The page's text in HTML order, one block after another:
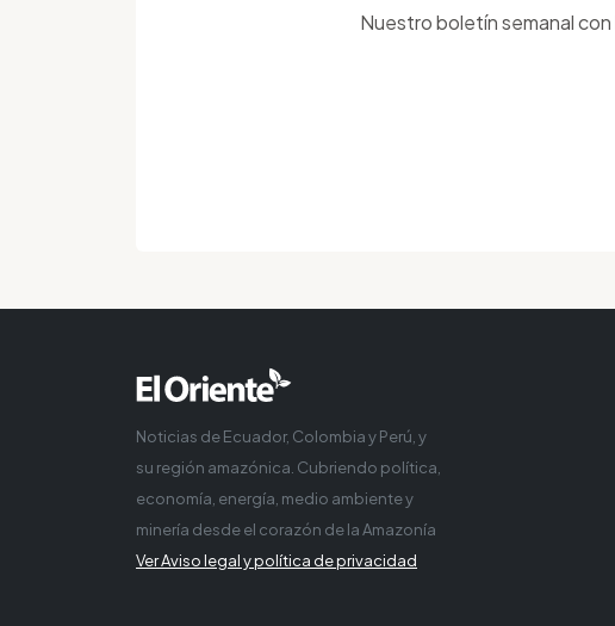
Nuestro boletín semanal
Noticias de Ecuador, Colombia y Perú, y
su región amazónica. Cubriendo política,
economía, energía, medio ambiente y
minería desde el corazón de la Amazonía
Ver Aviso legal y política de privacidad